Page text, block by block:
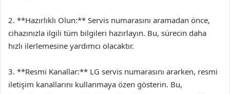
2. **Hazırlıklı Olun:** Servis numarasını aramadan önce,
cihazınızla ilgili tüm bilgileri hazırlayın. Bu, sürecin daha
hızlı ilerlemesine yardımcı olacaktır.
3. **Resmi Kanallar:** LG servis numarasını ararken, resmi
iletişim kanallarını kullanmaya özen gösterin. Bu,